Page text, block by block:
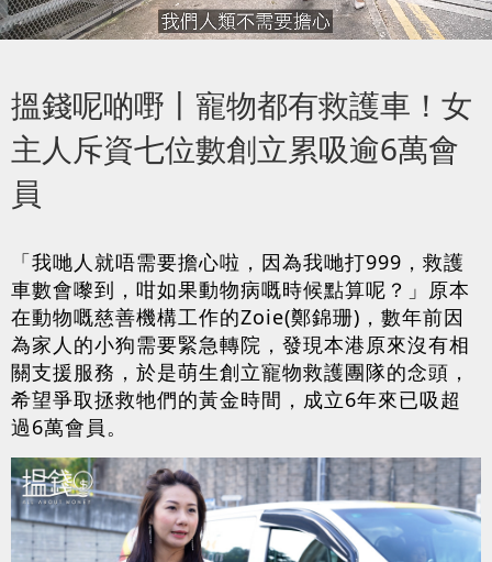
搵錢呢啲嘢丨寵物都有救護車！女
主人斥資七位數創立累吸逾6萬會
員
「我哋人就唔需要擔心啦，因為我哋打999，救護
車數會嚟到，咁如果動物病嘅時候點算呢？」原本
在動物嘅慈善機構工作的Zoie(鄭錦珊)，數年前因
為家人的小狗需要緊急轉院，發現本港原來沒有相
關支援服務，於是萌生創立寵物救護團隊的念頭，
希望爭取拯救牠們的黃金時間，成立6年來已吸超
過6萬會員。